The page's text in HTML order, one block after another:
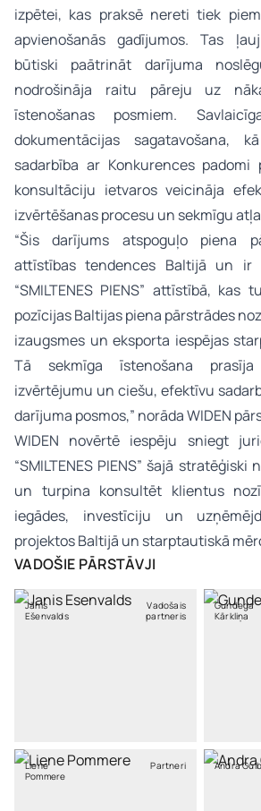
izpētei, kas praksē nereti tiek
apvienošanās gadījumos. Tas
būtiski paātrināt darījuma
nodrošināja raitu pāreju uz
īstenošanas posmiem.
dokumentācijas sagatavošana,
sadarbība ar Konkurences padomi
konsultāciju ietvaros veicināja
izvērtēšanas procesu un sekmīgu
“Šis darījums atspoguļo piena
attīstības tendences Baltijā un ir
“SMILTENES PIENS” attīstībā, kas
pozīcijas Baltijas piena pārstrādes
izaugsmes un eksporta iespējas
Tā sekmīga īstenošana
izvērtējumu un ciešu, efektīvu
darījuma posmos,” norāda WIDEN
WIDEN novērtē iespēju sniegt
“SMILTENES PIENS” šajā
un turpina konsultēt klientus
iegādes, investīciju un
projektos Baltijā un starptautiskā
VADOŠIE PĀRSTĀVJI
Jānis
Ešenvalds
Vadošais
partneris
Gundega
Kārkliņa
Liene
Pommere
Partneri Andra